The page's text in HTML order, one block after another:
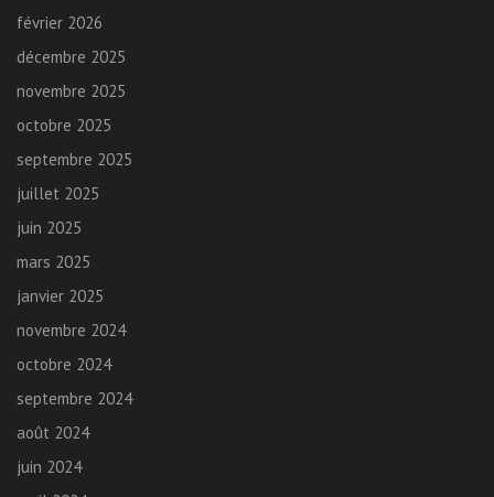
février 2026
décembre 2025
novembre 2025
octobre 2025
septembre 2025
juillet 2025
juin 2025
mars 2025
janvier 2025
novembre 2024
octobre 2024
septembre 2024
août 2024
juin 2024